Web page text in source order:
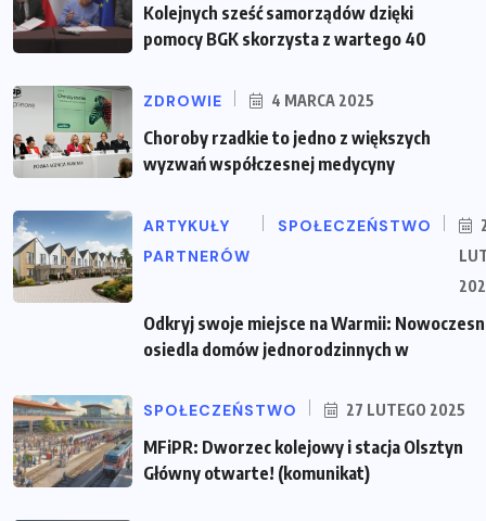
Kolejnych sześć samorządów dzięki
pomocy BGK skorzysta z wartego 40
ZDROWIE 4 MARCA 2025
Choroby rzadkie to jedno z większych
wyzwań współczesnej medycyny
ARTYKUŁY
PARTNERÓW
SPOŁECZEŃSTWO
Odkryj swoje miejsce na Warmii:
osiedla domów jednorodzinnych w
SPOŁECZEŃSTWO 27 LUTEGO 2025
MFiPR: Dworzec kolejowy i stacja Olsztyn
Główny otwarte! (komunikat)